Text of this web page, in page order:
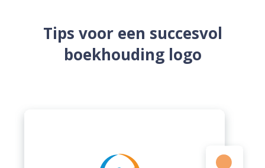
Tips voor een succesvol
boekhouding logo